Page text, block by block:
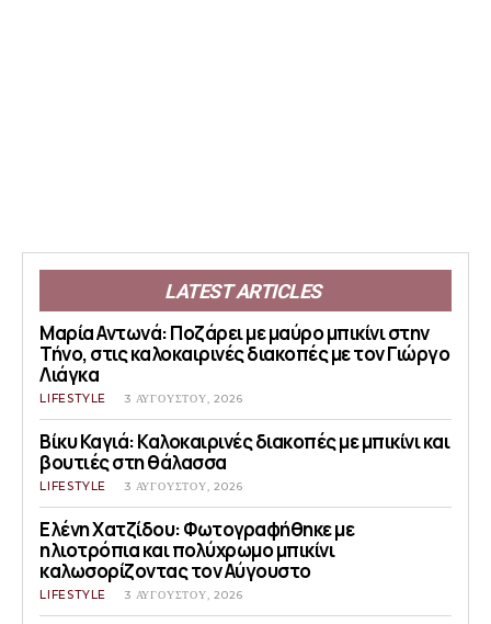
LATEST ARTICLES
Μαρία Αντωνά: Ποζάρει με μαύρο μπικίνι στην
Τήνο, στις καλοκαιρινές διακοπές με τον Γιώργο
Λιάγκα
LIFESTYLE 3 ΑΥΓΟΎΣΤΟΥ, 2026
Βίκυ Καγιά: Καλοκαιρινές διακοπές με μπικίνι και
βουτιές στη θάλασσα
LIFESTYLE 3 ΑΥΓΟΎΣΤΟΥ, 2026
Ελένη Χατζίδου: Φωτογραφήθηκε με
ηλιοτρόπια και πολύχρωμο μπικίνι
καλωσορίζοντας τον Αύγουστο
LIFESTYLE 3 ΑΥΓΟΎΣΤΟΥ, 2026